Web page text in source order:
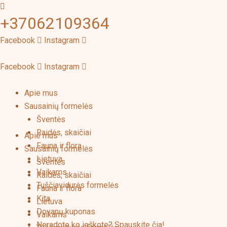
Pereiti
prie
turinio
+37062109364
Facebook
Instagram
Facebook
Instagram
Apie mus
Sausainių formelės
Šventės
Raidės, skaičiai
Fauna ir flora
Lietuva
Vaikams
Tuščiavidurės formelės
Kita
Dovanų kuponas
Neradote ko ieškote? Spauskite čia!
Apie mus
Sausainių formelės
Šventės
Raidės, skaičiai
Fauna ir flora
Lietuva
Vaikams